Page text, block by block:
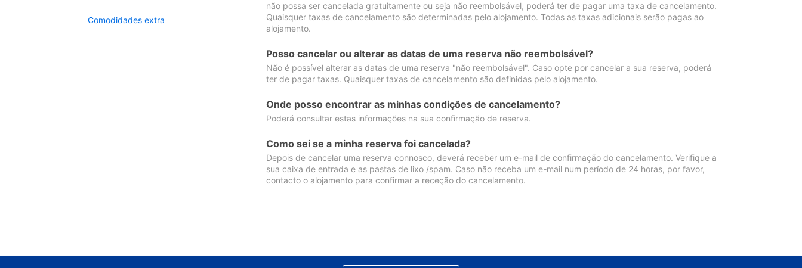
Comodidades extra
não possa ser cancelada gratuitamente ou seja não reembolsável, poderá ter de pagar uma taxa de cancelamento.
Quaisquer taxas de cancelamento são determinadas pelo alojamento. Todas as taxas adicionais serão pagas ao
alojamento.
Posso cancelar ou alterar as datas de uma reserva não reembolsável?
Não é possível alterar as datas de uma reserva "não reembolsável". Caso opte por cancelar a sua reserva, poderá
ter de pagar taxas. Quaisquer taxas de cancelamento são definidas pelo alojamento.
Onde posso encontrar as minhas condições de cancelamento?
Poderá consultar estas informações na sua confirmação de reserva.
Como sei se a minha reserva foi cancelada?
Depois de cancelar uma reserva connosco, deverá receber um e-mail de confirmação do cancelamento. Verifique a
sua caixa de entrada e as pastas de lixo /spam. Caso não receba um e-mail num período de 24 horas, por favor,
contacto o alojamento para confirmar a receção do cancelamento.